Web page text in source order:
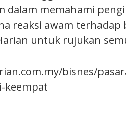
dalam memahami
reaksi awam
untuk rujukan
bisnes/